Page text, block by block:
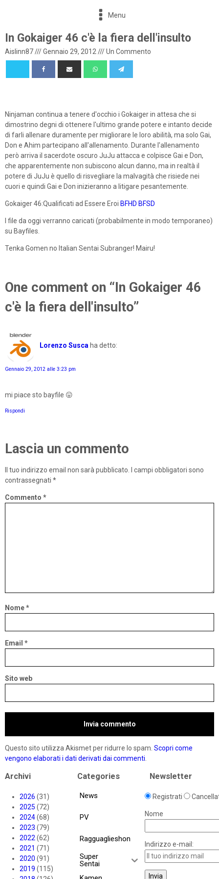
Menu
In Gokaiger 46 c'è la fiera dell'insulto
Aislinn87///Gennaio 29, 2012 ///Un Commento
Ninjaman continua a tenere d'occhio i Gokaiger in attesa che si
dimostrino degni di ottenere l'ultimo grande potere e intanto decide
di farli allenare duramente per migliorare le loro abilità, ma solo Gai,
Don e Ahim partecipano all'allenamento. Durante l'allenamento
però arriva il sacerdote oscuro JuJu attacca e colpisce Gai e Don,
che apparentemente non subiscono alcun danno, ma in realtà il
potere di JuJu è quello di risvegliare la malvagità che risiede nei
cuori e quindi Gai e Don inizieranno a litigare pesantemente.
Gokaiger 46:Qualificati ad Essere Eroi BFHD BFSD
I file da oggi verranno caricati (probabilmente in modo temporaneo)
su Bayfiles.
Tenka Gomen no Italian Sentai Subranger! Mairu!
One comment on “In Gokaiger 46
c'è la fiera dell'insulto”
Lorenzo Susca ha detto:
Gennaio 29, 2012 alle 3:23 pm
mi piace sto bayfile 😛
Rispondi
Lascia un commento
Il tuo indirizzo email non sarà pubblicato.
I campi obbligatori sono
contrassegnati *
Commento *
Nome*
Email *
Sito web
Questo sito utilizza Akismet per ridurre lo spam. Scopri come
vengono elaborati i dati derivati dai commenti.
Archivi
2026 (31)
2025 (72)
2024(68)
2023 (79)
2022(62)
2021 (71)
2020 (91)
2019 (115)
Categories
News
PV
Ragguaglieshon
Super
Sentai
Newsletter
Registrati
Nome
Indirizzo e-mail: